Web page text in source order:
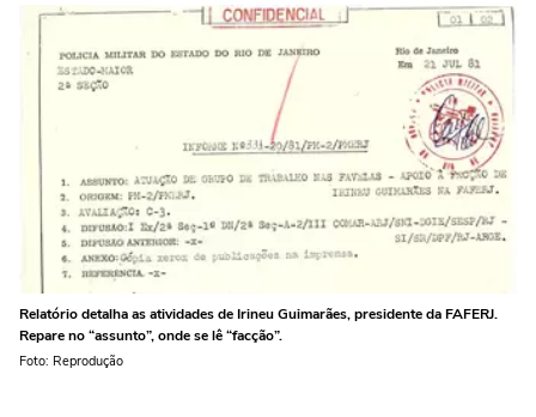
Relatório detalha as atividades de Irineu Guimarães, presidente da FAFERJ.
Repare no “assunto”, onde se lê “facção”.
Foto: Reprodução